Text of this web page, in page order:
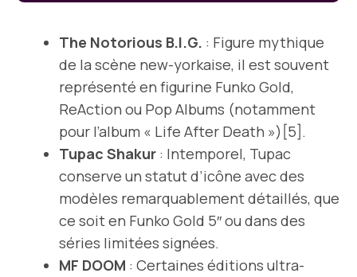
The Notorious B.I.G. : Figure mythique
de la scène new-yorkaise, il est souvent
représenté en figurine Funko Gold,
ReAction ou Pop Albums (notamment
pour l’album « Life After Death »)[5].
Tupac Shakur : Intemporel, Tupac
conserve un statut d’icône avec des
modèles remarquablement détaillés, que
ce soit en Funko Gold 5″ ou dans des
séries limitées signées.
MF DOOM : Certaines éditions ultra-